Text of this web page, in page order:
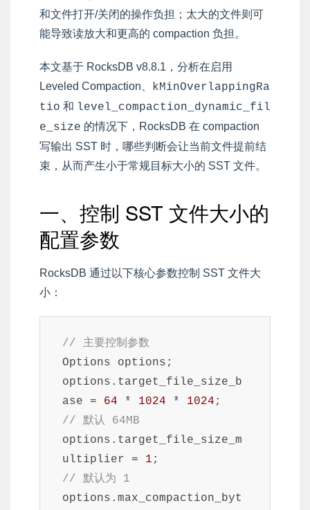
和文件打开/关闭的操作负担；太大的文件则可
能导致读放大和更高的 compaction 负担。
本文基于 RocksDB v8.8.1，分析在启用
Leveled Compaction、
kMinOverlappingRa
tio 和 level_compaction_dynamic_fil
e_size 的情况下，RocksDB 在 compaction
写输出 SST 时，哪些判断会让当前文件提前结
束，从而产生小于常规目标大小的 SST 文件。
一、控制 SST 文件大小的
配置参数
RocksDB 通过以下核心参数控制 SST 文件大
小：
// 主要控制参数
Options options;
options.target_file_size_b
ase = 64 * 1024 * 1024
// 默认 64MB
options.target_file_size_m
ultiplier = 1
// 默认为 1
options.max_compaction_byt